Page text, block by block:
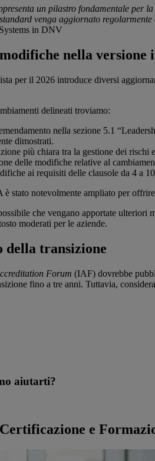
un pilastro fondamentale per
venga aggiornato
in DNV
nella versione
per il 2026 introduce diversi
delineati troviamo:
nella sezione 5.1
dimostrati.
più chiara tra la gestione dei
delle modifiche relative al
ai requisiti delle clausole da 4 a
è stato notevolmente ampliato per
che vengano apportate ulteriori
moderati per le aziende.
della transizione
Forum (IAF) dovrebbe
fino a tre anni. Tuttavia,
aiutarti?
e